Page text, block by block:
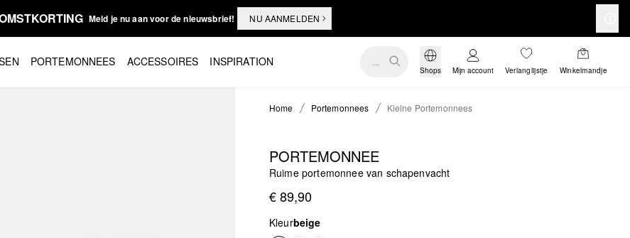
Meld je nu aan voor de nieuwsbrief! NU AANMELDEN
PORTEMONNEES ACCESSOIRES INSPIRATION ...
Shops Mijn account Verlanglijstje Winkelmandje
Home Portemonnees Kleine Portemonnees
PORTEMONNEE
Ruime portemonnee van schapenvacht
€ 89,90
Kleurbeige